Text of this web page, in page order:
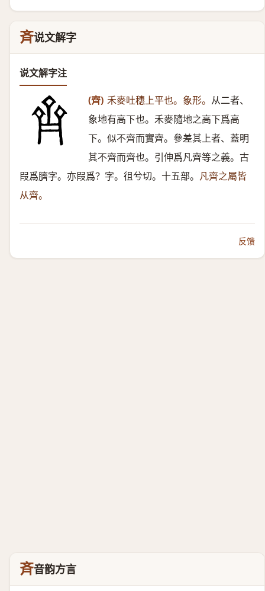
斉说文解字
说文解字注
(齊) 禾麥吐穗上平也。象形。 从二者、
象地有高下也。禾麥隨地之高下爲高
下。似不齊而實齊。參差其上者、蓋明
其不齊而齊也。引伸爲凡齊等之義。古
叚爲臍字。亦叚爲？字。徂兮切。十五部。 凡齊之屬皆
从齊。
反馈
斉音韵方言